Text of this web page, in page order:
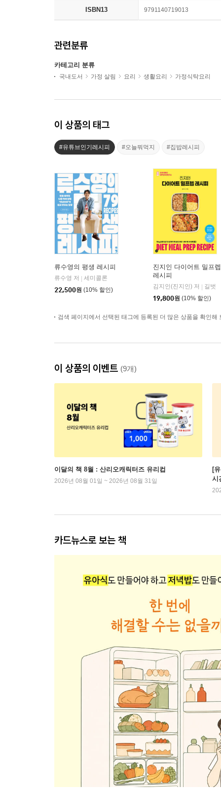
ISBN13 9791140719013
관련분류
카테고리 분류
국내도서 가정 살림 요리 생활요리 가정식탁요리
이 상품의 태그
#유튜브인기레시피 #오늘뭐먹지 #집밥레시피
류수영의 평생 레시피
류수영 저
세미콜론
22,500원 (10% 할인)
진지인 다이어트 밀프렙
레시피
김지인(진지인) 저
길벗
19,800원 (10% 할인)
검색 페이지에서 선택된 태그에 등록된 더 많은 상품을 확인해
이 상품의 이벤트 (9개)
이달의 책 8월 : 산리오캐릭터즈 유리컵
2026년 08월 01일 ~ 2026년 08월 31일
[
시
카드뉴스로 보는 책